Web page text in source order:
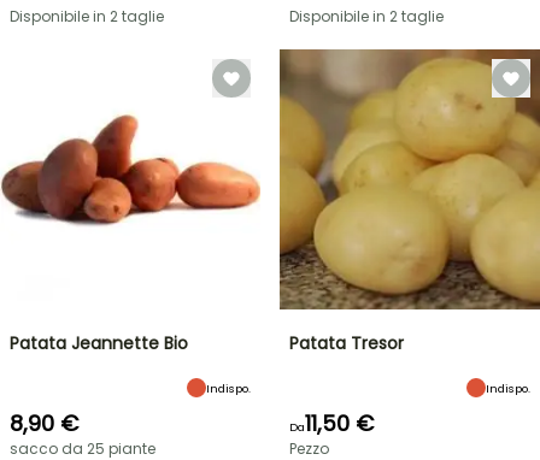
Disponibile in 2 taglie
Disponibile in 2 taglie
Patata Jeannette Bio
Indispo.
8,90 €
sacco da 25 piante
Patata Tresor
Indispo.
Da11,50 €
Pezzo